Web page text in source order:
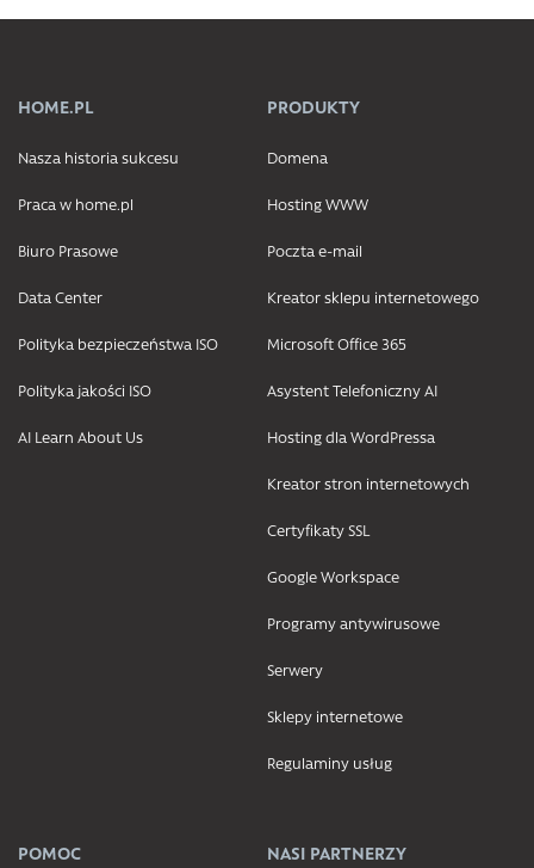
HOME.PL
Nasza historia sukcesu
Praca w home.pl
Biuro Prasowe
Data Center
Polityka bezpieczeństwa ISO
Polityka jakości ISO
AI Learn About Us
PRODUKTY
Domena
Hosting WWW
Poczta e-mail
Kreator sklepu internetowego
Microsoft Office 365
Asystent Telefoniczny AI
Hosting dla WordPressa
Kreator stron internetowych
Certyfikaty SSL
Google Workspace
Programy antywirusowe
Serwery
Sklepy internetowe
Regulaminy usług
POMOC NASI PARTNERZY